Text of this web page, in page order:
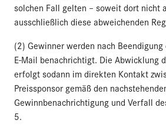
solchen Fall gelten – soweit dort nicht
ausschließlich diese abweichenden
(2) Gewinner werden nach
E-Mail benachrichtigt. Die Abwicklung
erfolgt sodann im direkten Kontakt
Preissponsor gemäß den
Gewinnbenachrichtigung und Verfall
5.